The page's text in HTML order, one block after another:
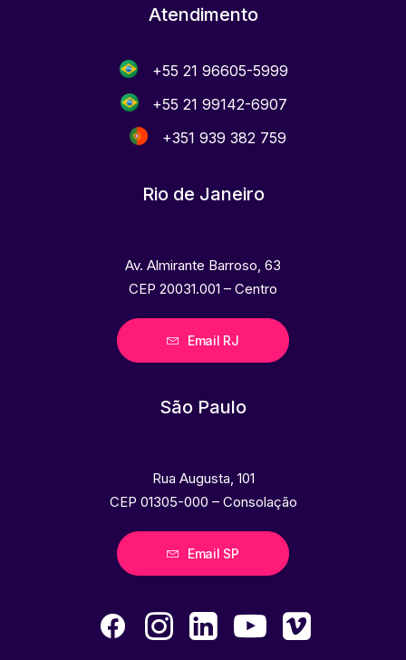
Atendimento
+55 21 96605-5999
+55 21 99142-6907
+351 939 382 759
Rio de Janeiro
Av. Almirante Barroso, 63
CEP 20031.001 – Centro
Email RJ
São Paulo
Rua Augusta, 101
CEP 01305-000 – Consolação
Email SP